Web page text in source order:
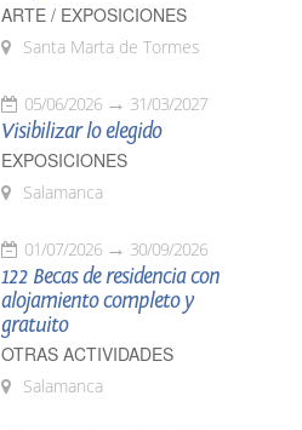
ARTE / EXPOSICIONES
Santa Marta de Tormes
05/06/2026 31/03/2027
Visibilizar lo elegido
EXPOSICIONES
Salamanca
01/07/2026 30/09/2026
122 Becas de residencia con
alojamiento completo y
gratuito
OTRAS ACTIVIDADES
Salamanca